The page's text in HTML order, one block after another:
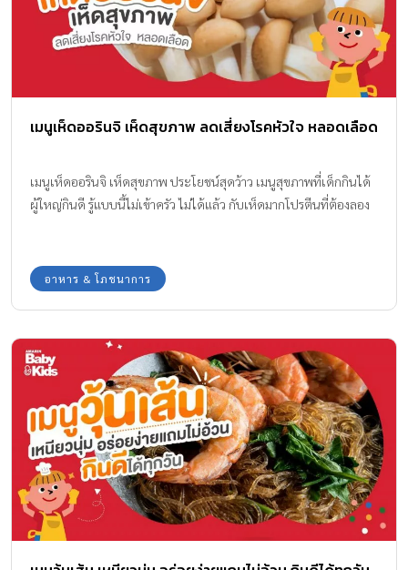
เมนูเห็ดออรินจิ เห็ดสุขภาพ ลดเสี่ยงโรคหัวใจ หลอดเลือด
เมนูเห็ดออรินจิ เห็ดสุขภาพ ประโยชน์สุดว้าว เมนูสุขภาพที่เด็กกินได้
ผู้ใหญ่กินดี รู้แบบนี้ไม่เข้าครัว ไม่ได้แล้ว กับเห็ดมากโปรตีนที่ต้องลอง
อาหาร & โภชนาการ